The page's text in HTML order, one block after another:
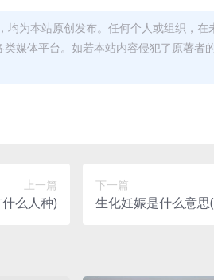
均为本站原创发布。任何个人或组织，
媒体平台。如若本站内容侵犯了原著者
上一篇
么人种)
下一篇
生化妊娠是什么意